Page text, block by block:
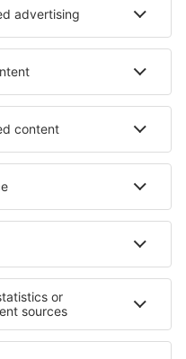
in Gueudecourt
Verblijf in Nicosia Region